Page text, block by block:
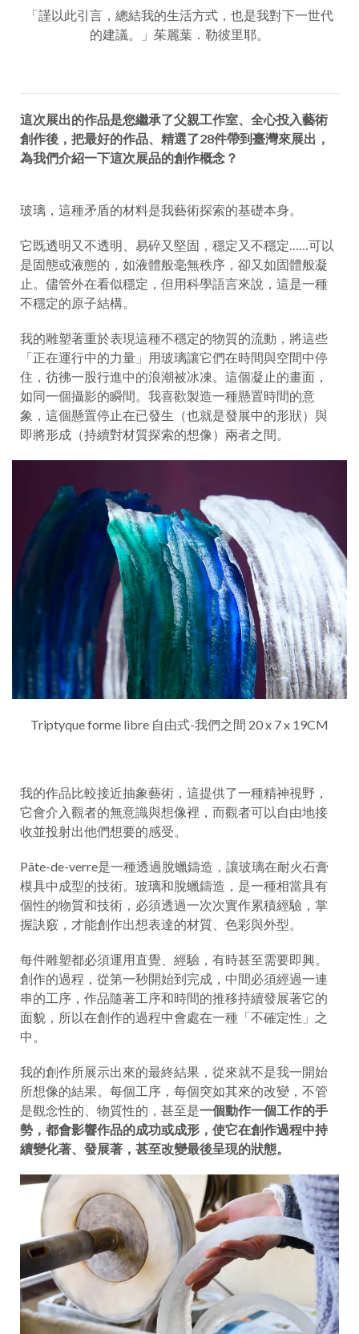
「謹以此引言，總結我的生活方式，也是我對下一世代
的建議。」茱麗葉．勒彼里耶。
這次展出的作品是您繼承了父親工作室、全心投入藝術
創作後，把最好的作品、精選了28件帶到臺灣來展出，
為我們介紹一下這次展品的創作概念？
玻璃，這種矛盾的材料是我藝術探索的基礎本身。
它既透明又不透明、易碎又堅固，穩定又不穩定……可以
是固態或液態的，如液體般毫無秩序，卻又如固體般凝
止。儘管外在看似穩定，但用科學語言來說，這是一種
不穩定的原子結構。
我的雕塑著重於表現這種不穩定的物質的流動，將這些
「正在運行中的力量」用玻璃讓它們在時間與空間中停
住，彷彿一股行進中的浪潮被冰凍。這個凝止的畫面，
如同一個攝影的瞬間。我喜歡製造一種懸置時間的意
象，這個懸置停止在已發生（也就是發展中的形狀）與
即將形成（持續對材質探索的想像）兩者之間。
Triptyque forme libre 自由式-我們之間 20 x 7 x 19CM
我的作品比較接近抽象藝術，這提供了一種精神視野，
它會介入觀者的無意識與想像裡，而觀者可以自由地接
收並投射出他們想要的感受。
Pâte-de-verre是一種透過脫蠟鑄造，讓玻璃在耐火石膏
模具中成型的技術。玻璃和脫蠟鑄造，是一種相當具有
個性的物質和技術，必須透過一次次實作累積經驗，掌
握訣竅，才能創作出想表達的材質、色彩與外型。
每件雕塑都必須運用直覺、經驗，有時甚至需要即興。
創作的過程，從第一秒開始到完成，中間必須經過一連
串的工序，作品隨著工序和時間的推移持續發展著它的
面貌，所以在創作的過程中會處在一種「不確定性」之
中。
我的創作所展示出來的最終結果，從來就不是我一開始
所想像的結果。每個工序，每個突如其來的改變，不管
是觀念性的、物質性的，甚至是一個動作一個工作的手
勢，都會影響作品的成功或成形，使它在創作過程中持
續變化著、發展著，甚至改變最後呈現的狀態。